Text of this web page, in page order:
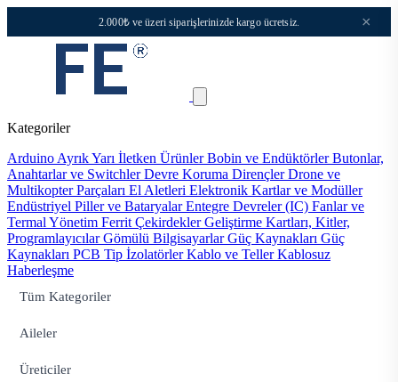
2.000₺ ve üzeri siparişlerinizde kargo ücretsiz. ×
Kategoriler
Arduino Ayrık Yarı İletken ÜrünlerBobin ve EndüktörlerButonlar,
Anahtarlar ve SwitchlerDevre Koruma DirençlerDrone ve
Multikopter Parçaları El Aletleri Elektronik Kartlar ve Modüller
Endüstriyel Piller ve BataryalarEntegre Devreler (IC) Fanlar ve
Termal Yönetim Ferrit ÇekirdeklerGeliştirme Kartları, Kitler,
ProgramlayıcılarGömülü BilgisayarlarGüç Kaynakları Güç
Kaynakları PCB Tip İzolatörlerKablo ve TellerKablosuz
Haberleşme
Tüm Kategoriler
Aileler
Üreticiler